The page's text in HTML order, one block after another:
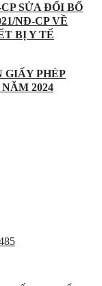
SỬA ĐỔI BỔ
NĐ-CP VỀ
BỊ Y TẾ
GIẤY PHÉP
2024